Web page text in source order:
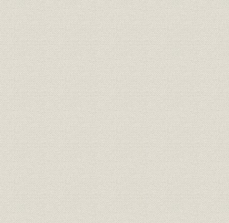
市場;経営 京元線建設工区略図
市場;経営 元山府鉄道線路略図 大正3年頃
経営 京元線各区間開業年月 明治44年
施設
劒払浪の大築堤、竜潭川橋梁工
事
施設;催し
三防第五号隧道南口、寺内総督
の京元線工事視察
大正3年6
従業員;施設
朝鮮服着用の京元線測量隊、京
元線開通当時の元山駅
明治44年4
経営 湖南線建設工区略図
経営 湖南線佳水院川附近線路略図
経営 湖南線万頃江附近線路略図
施設
第一蘆嶺隧道、工事中の第二蘆
嶺隧道南口